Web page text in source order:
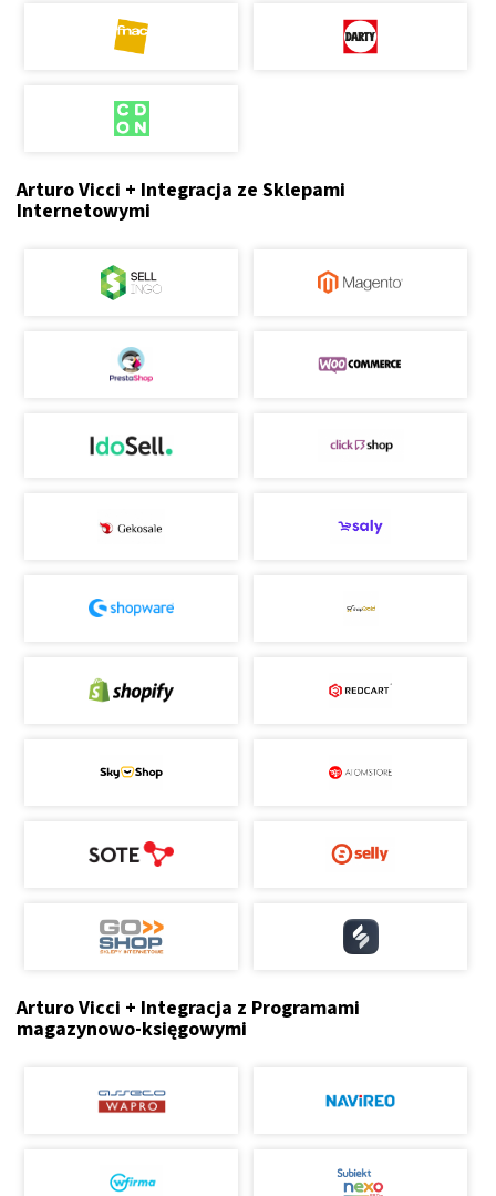
Arturo Vicci + Integracja ze Sklepami
Internetowymi
Arturo Vicci + Integracja z Programami
magazynowo-księgowymi